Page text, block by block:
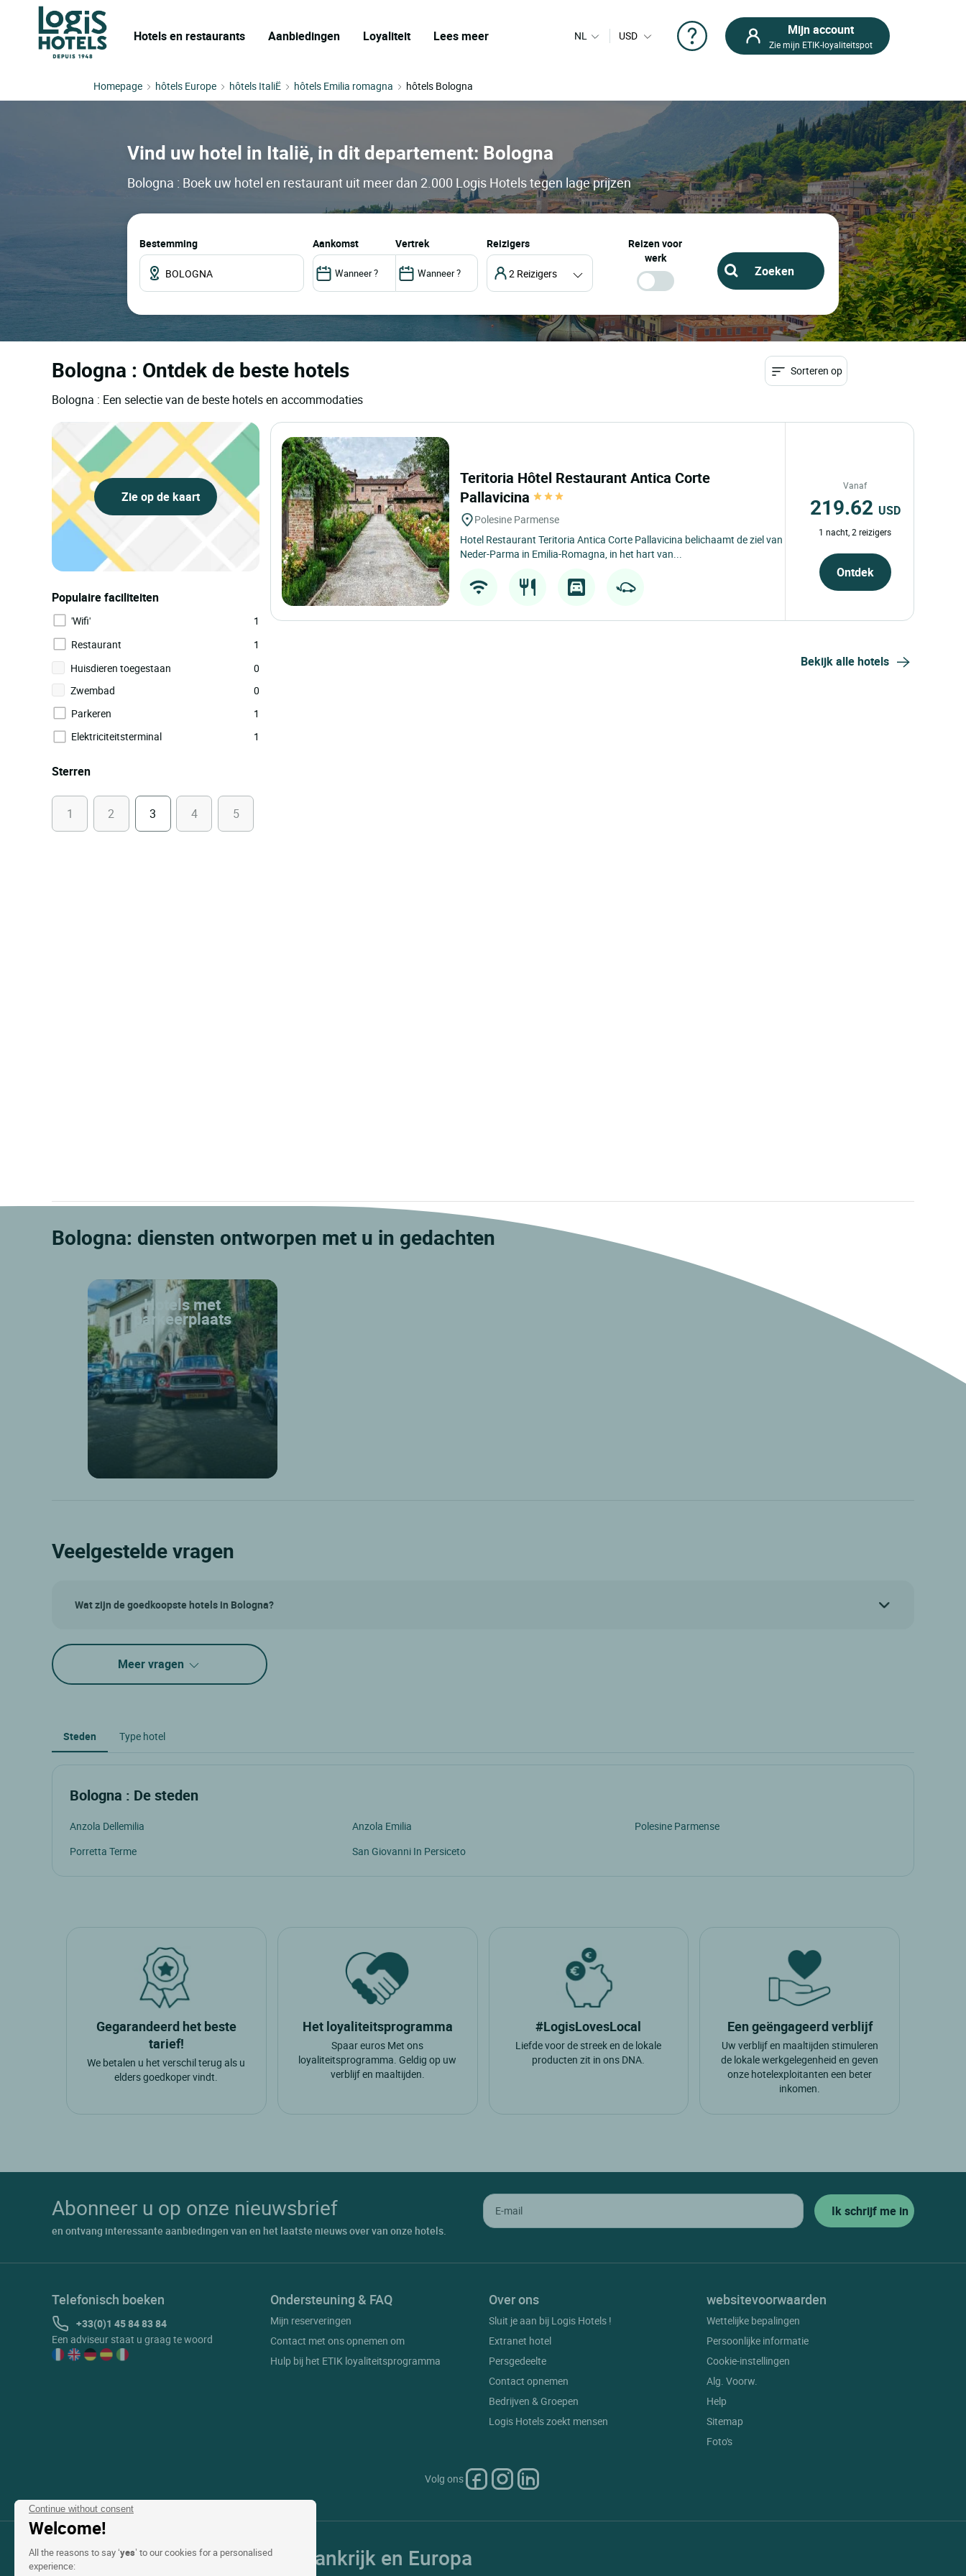
Continue without consent
Welcome!
All the reasons to say ‘yes’ to our cookies for a personalised
experience:
Hotels en restaurants Aanbiedingen Loyaliteit Lees meer NL USD Mijn account
Zie mijn ETIK-loyaliteitspot
Homepage hôtels Europe hôtels ItaliË hôtels Emilia romagna hôtels Bologna
Vind uw hotel in Italië, in dit departement: Bologna
Bologna : Boek uw hotel en restaurant uit meer dan 2.000 Logis Hotels tegen lage prijzen
Bestemming aankomst vertrek Reizigers
2 Reizigers
Reizen voor
werk
Bologna : Ontdek de beste hotels
Bologna : Een selectie van de beste hotels en accommodaties
Sorteren op
Zie op de kaart
Populaire faciliteiten
'Wifi'
1
Restaurant
1
Huisdieren toegestaan
0
Zwembad
0
Parkeren
1
Elektriciteitsterminal
1
Sterren
1 2 3 4 5
Teritoria Hôtel Restaurant Antica Corte
Pallavicina
Polesine Parmense
Hotel Restaurant Teritoria Antica Corte Pallavicina belichaamt de ziel van
Neder-Parma in Emilia-Romagna, in het hart van...
Vanaf
219.62 USD
1 nacht, 2 reizigers
Ontdek
Bekijk alle hotels
Bologna: diensten ontworpen met u in gedachten
Hotels met
parkeerplaats
Veelgestelde vragen
Wat zijn de goedkoopste hotels in Bologna?
Meer vragen
Steden Type hotel
Bologna : De steden
Anzola Dellemilia Anzola Emilia
Polesine Parmense
Porretta Terme
San Giovanni In Persiceto
Gegarandeerd het beste
tarief!
We betalen u het verschil terug als u
elders goedkoper vindt.
Het loyaliteitsprogramma
Spaar euros Met ons
loyaliteitsprogramma. Geldig op uw
verblijf en maaltijden.
#LogisLovesLocal
Liefde voor de streek en de lokale
producten zit in ons DNA.
Een geëngageerd verblijf
Uw verblijf en maaltijden stimuleren
de lokale werkgelegenheid en geven
onze hotelexploitanten een beter
inkomen.
Abonneer u op onze nieuwsbrief
en ontvang interessante aanbiedingen van en het laatste nieuws over van onze hotels.
Telefonisch boeken
+33(0)1 45 84 83 84
Een adviseur staat u graag te woord
Ondersteuning & FAQ
Mijn reserveringen
Contact met ons opnemen om
Hulp bij het ETIK loyaliteitsprogramma
Over ons
Sluit je aan bij Logis Hotels !
Extranet hotel
Persgedeelte
Contact opnemen
Bedrijven & Groepen
Logis Hotels zoekt mensen
websitevoorwaarden
Wettelijke bepalingen
Persoonlijke informatie
Cookie-instellingen
Alg. Voorw.
Help
Sitemap
Foto's
Volg ons
Onze selectie van hotels in Frankrijk en Europa